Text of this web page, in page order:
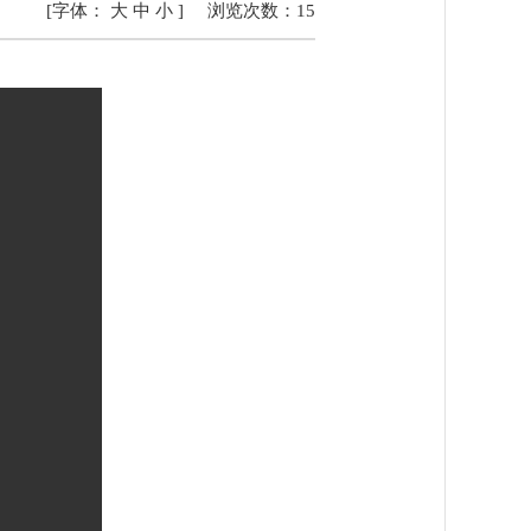
浏览次数： 15
[字体： 大 中 小 ]